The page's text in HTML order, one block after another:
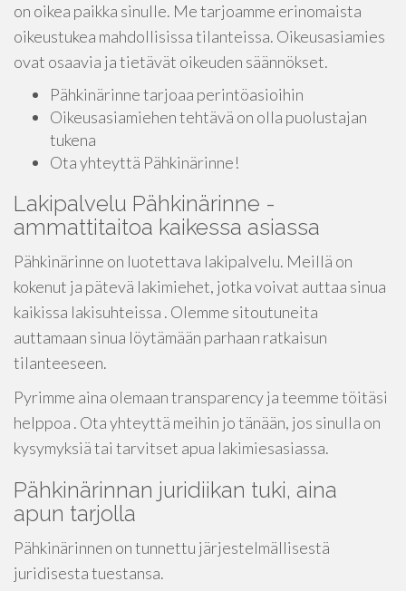
on oikea paikka sinulle. Me tarjoamme erinomaista
oikeustukea mahdollisissa tilanteissa. Oikeusasiamies
ovat osaavia ja tietävät oikeuden säännökset.
Pähkinärinne tarjoaa perintöasioihin
Oikeusasiamiehen tehtävä on olla puolustajan
tukena
Ota yhteyttä Pähkinärinne!
Lakipalvelu Pähkinärinne -
ammattitaitoa kaikessa asiassa
Pähkinärinne on luotettava lakipalvelu. Meillä on
kokenut ja pätevä lakimiehet, jotka voivat auttaa sinua
kaikissa lakisuhteissa . Olemme sitoutuneita
auttamaan sinua löytämään parhaan ratkaisun
tilanteeseen.
Pyrimme aina olemaan transparency ja teemme töitäsi
helppoa . Ota yhteyttä meihin jo tänään, jos sinulla on
kysymyksiä tai tarvitset apua lakimiesasiassa.
Pähkinärinnan juridiikan tuki, aina
apun tarjolla
Pähkinärinnen on tunnettu järjestelmällisestä
juridisesta tuestansa.